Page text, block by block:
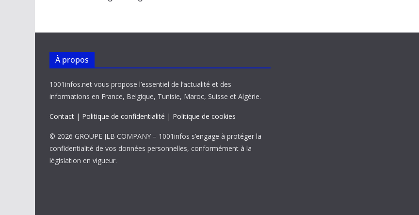
k p k
À propos
1001infos.net vous propose l’essentiel de l’actualité et des
informations en France, Belgique, Tunisie, Maroc, Suisse et Algérie.
Contact | Politique de confidentialité | Politique de cookies
© 2026 GROUPE JLB COMPANY – 1001infos s’engage à protéger la
confidentialité de vos données personnelles, conformément à la
législation en vigueur.